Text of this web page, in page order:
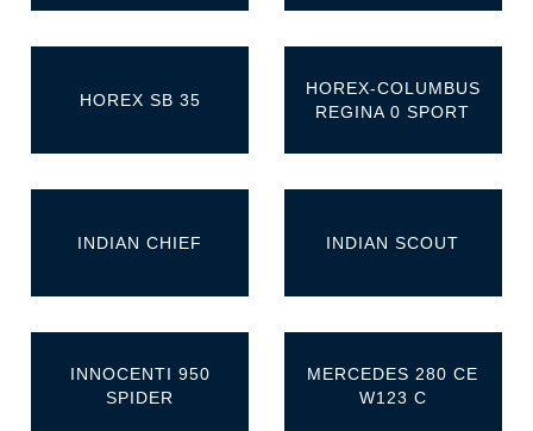
HOREX SB 35
HOREX-COLUMBUS
REGINA 0 SPORT
INDIAN CHIEF INDIAN SCOUT
INNOCENTI 950
SPIDER
MERCEDES 280 CE
W123 C